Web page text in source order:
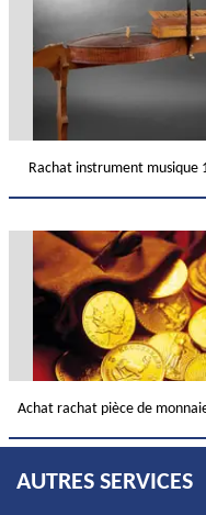
Rachat instrument musique
Achat rachat pièce de
AUTRES SERVICES